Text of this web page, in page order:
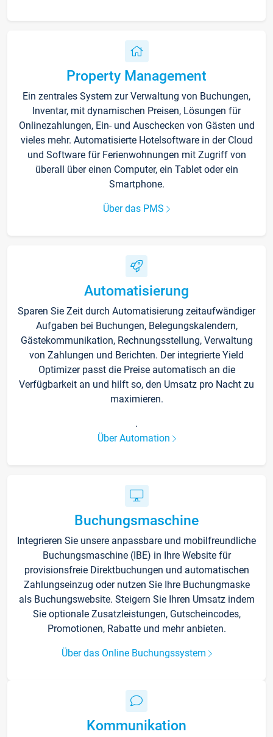
Property Management
Ein zentrales System zur Verwaltung von Buchungen,
Inventar, mit dynamischen Preisen, Lösungen für
Onlinezahlungen, Ein- und Auschecken von Gästen und
vieles mehr. Automatisierte Hotelsoftware in der Cloud
und Software für Ferienwohnungen mit Zugriff von
überall über einen Computer, ein Tablet oder ein
Smartphone.
Über das PMS
Automatisierung
Sparen Sie Zeit durch Automatisierung zeitaufwändiger
Aufgaben bei Buchungen, Belegungskalendern,
Gästekommunikation, Rechnungsstellung, Verwaltung
von Zahlungen und Berichten. Der integrierte Yield
Optimizer passt die Preise automatisch an die
Verfügbarkeit an und hilft so, den Umsatz pro Nacht zu
maximieren.
.
Über Automation
Buchungsmaschine
Integrieren Sie unsere anpassbare und mobilfreundliche
Buchungsmaschine (IBE) in Ihre Website für
provisionsfreie Direktbuchungen und automatischen
Zahlungseinzug oder nutzen Sie Ihre Buchungmaske
als Buchungswebsite. Steigern Sie Ihren Umsatz indem
Sie optionale Zusatzleistungen, Gutscheincodes,
Promotionen, Rabatte und mehr anbieten.
Über das Online Buchungssystem
Kommunikation